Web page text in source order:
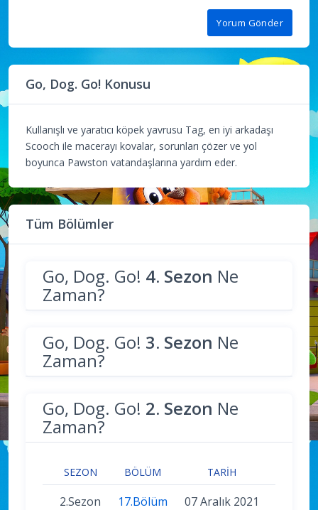
Yorum Gönder
Go, Dog. Go! Konusu
Kullanışlı ve yaratıcı köpek yavrusu Tag, en iyi arkadaşı
Scooch ile macerayı kovalar, sorunları çözer ve yol
boyunca Pawston vatandaşlarına yardım eder.
Tüm Bölümler
Go, Dog. Go! 4. Sezon Ne
Zaman?
Go, Dog. Go! 3. Sezon Ne
Zaman?
Go, Dog. Go! 2. Sezon Ne
Zaman?
SEZON BÖLÜM TARIH
2.Sezon 17.Bölüm 07 Aralık 2021